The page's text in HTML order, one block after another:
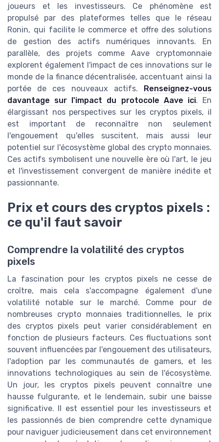
joueurs et les investisseurs. Ce phénomène est
propulsé par des plateformes telles que le réseau
Ronin, qui facilite le commerce et offre des solutions
de gestion des actifs numériques innovants. En
parallèle, des projets comme Aave cryptomonnaie
explorent également l'impact de ces innovations sur le
monde de la finance décentralisée, accentuant ainsi la
portée de ces nouveaux actifs.
Renseignez-vous
davantage sur l'impact du protocole Aave ici. En
élargissant nos perspectives sur les cryptos pixels, il
est important de reconnaître non seulement
l'engouement qu'elles suscitent, mais aussi leur
potentiel sur l'écosystème global des crypto monnaies.
Ces actifs symbolisent une nouvelle ère où l'art, le jeu
et l'investissement convergent de manière inédite et
passionnante.
Prix et cours des cryptos pixels :
ce qu'il faut savoir
Comprendre la volatilité des cryptos
pixels
La fascination pour les cryptos pixels ne cesse de
croître, mais cela s'accompagne également d'une
volatilité notable sur le marché. Comme pour de
nombreuses crypto monnaies traditionnelles, le prix
des cryptos pixels peut varier considérablement en
fonction de plusieurs facteurs. Ces fluctuations sont
souvent influencées par l'engouement des utilisateurs,
l'adoption par les communautés de gamers, et les
innovations technologiques au sein de l'écosystème.
Un jour, les cryptos pixels peuvent connaître une
hausse fulgurante, et le lendemain, subir une baisse
significative. Il est essentiel pour les investisseurs et
les passionnés de bien comprendre cette dynamique
pour naviguer judicieusement dans cet environnement